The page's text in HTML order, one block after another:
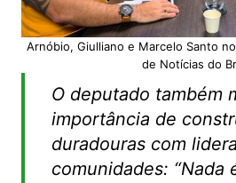
Arnóbio, Giulliano e Marcelo Santo
de Notícias do
O deputado também
importância de
duradouras com
comunidades: “Nada